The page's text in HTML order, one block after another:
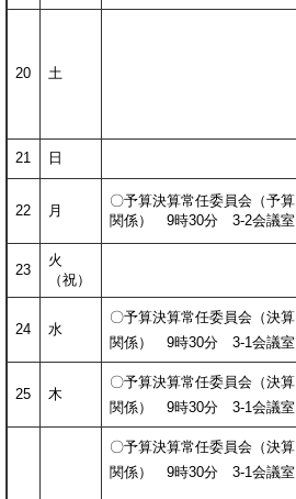
20 土
21 日
22 月
〇予算決算常任委員会（予算
関係） 9時30分 3-2会議室
23
火
（祝）
24 水
〇予算決算常任委員会（決算
関係） 9時30分 3-1会議室
25 木
〇予算決算常任委員会（決算
関係） 9時30分 3-1会議室
〇予算決算常任委員会（決算
関係） 9時30分 3-1会議室